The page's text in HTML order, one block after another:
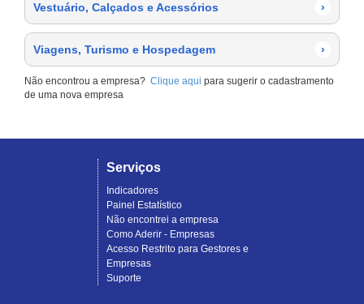
Vestuário, Calçados e Acessórios ›
Viagens, Turismo e Hospedagem ›
Não encontrou a empresa? Clique aqui para sugerir o cadastramento
de uma nova empresa
Serviços
Indicadores
Painel Estatístico
Não encontrei a empresa
Como Aderir - Empresas
Acesso Restrito para Gestores e
Empresas
Suporte